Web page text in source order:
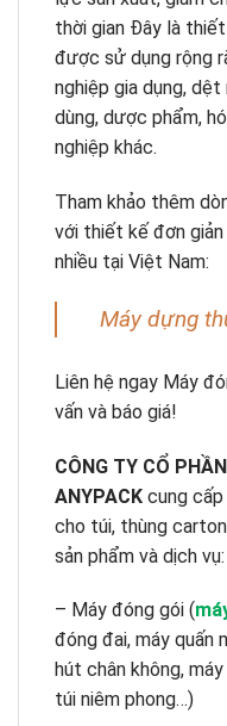
thời gian Đây là
được sử dụng rộng
nghiệp gia dụng,
dùng, dược phẩm,
nghiệp khác.
Tham khảo thêm
với thiết kế đơn
nhiều tại Việt Nam:
Máy dựng
Liên hệ ngay Máy
vấn và báo giá!
CÔNG TY CỔ
ANYPACK cung
cho túi, thùng
sản phẩm và dịch vụ:
– Máy đóng gói (
đóng đai, máy quấn
hút chân không,
túi niêm phong…)